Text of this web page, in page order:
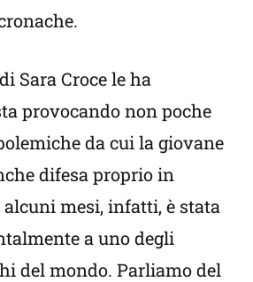
Sara Croce le ha
provocando non poche
da cui la giovane
difesa proprio in
mesi, infatti, è stata
a uno degli
del mondo. Parliamo del